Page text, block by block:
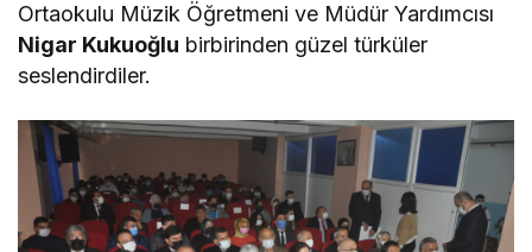
Ortaokulu Müzik Öğretmeni ve Müdür Yardımcısı
Nigar Kukuoğlu birbirinden güzel türküler
seslendirdiler.